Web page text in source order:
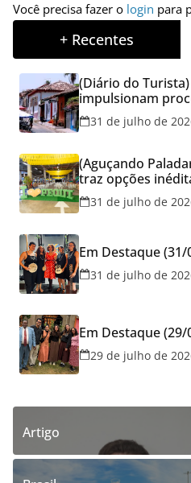
Você precisa fazer o login para
+ Recentes
(Diário do
impulsionam
Goiás e reforçam
reservar viagens
31 de julho de
(Aguçando
traz opções
gratuitas no fim
Goiânia
31 de julho de
Em Destaque (31/
31 de julho de
Em Destaque (29/
29 de julho de
Artigo